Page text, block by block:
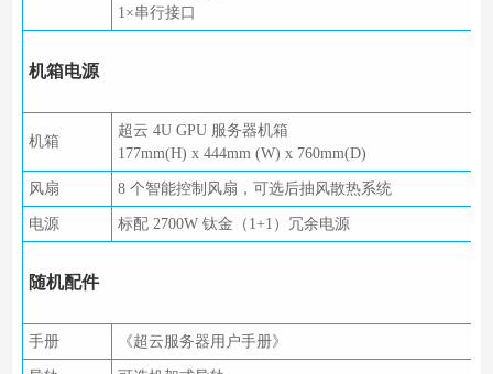
1×串行接口
机箱电源
机箱
超云 4U GPU 服务器机箱
177mm(H) x 444mm (W) x 760mm(D)
风扇 8 个智能控制风扇，可选后抽风散热系统
电源 标配 2700W 钛金（1+1）冗余电源
随机配件
手册 《超云服务器用户手册》